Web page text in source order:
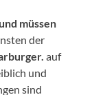
müssen
der
auf
und
sind